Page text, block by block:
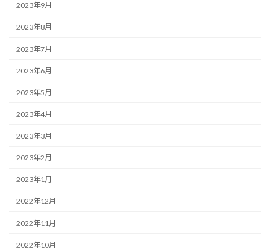
2023年9月
2023年8月
2023年7月
2023年6月
2023年5月
2023年4月
2023年3月
2023年2月
2023年1月
2022年12月
2022年11月
2022年10月